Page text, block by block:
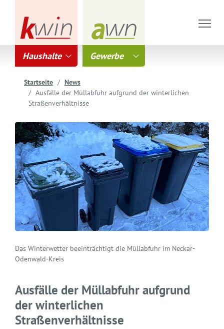
Haushalte Gewerbe
Startseite
News
Ausfälle der Müllabfuhr aufgrund der winterlichen
Straßenverhältnisse
Das Winterwetter beeinträchtigt die Müllabfuhr im Neckar-
Odenwald-Kreis
Ausfälle der Müllabfuhr aufgrund
der winterlichen
Straßenverhältnisse